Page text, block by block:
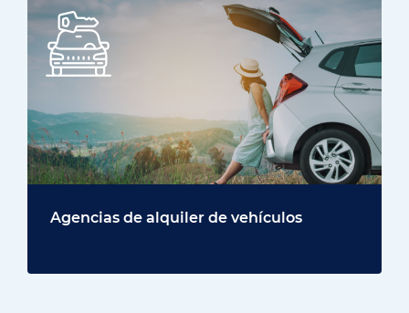
Agencias de alquiler de vehículos